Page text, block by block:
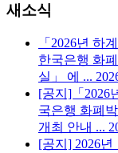
새소식
「2026년 하
한국은행 화
실」 에 ...
[공지]「2026
국은행 화폐
개최 안내 ...
[공지] 2026